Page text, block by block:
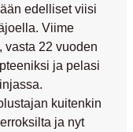
edelliset viisi
Viime
vasta 22 vuoden
ja pelasi
kuitenkin
ja nyt